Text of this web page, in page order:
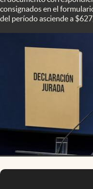
Infotechnology
Clase
Eventos Corporativos
El Cronista Studio
abre en nueva pestaña
Argentina
consignados en el
del período asciende a